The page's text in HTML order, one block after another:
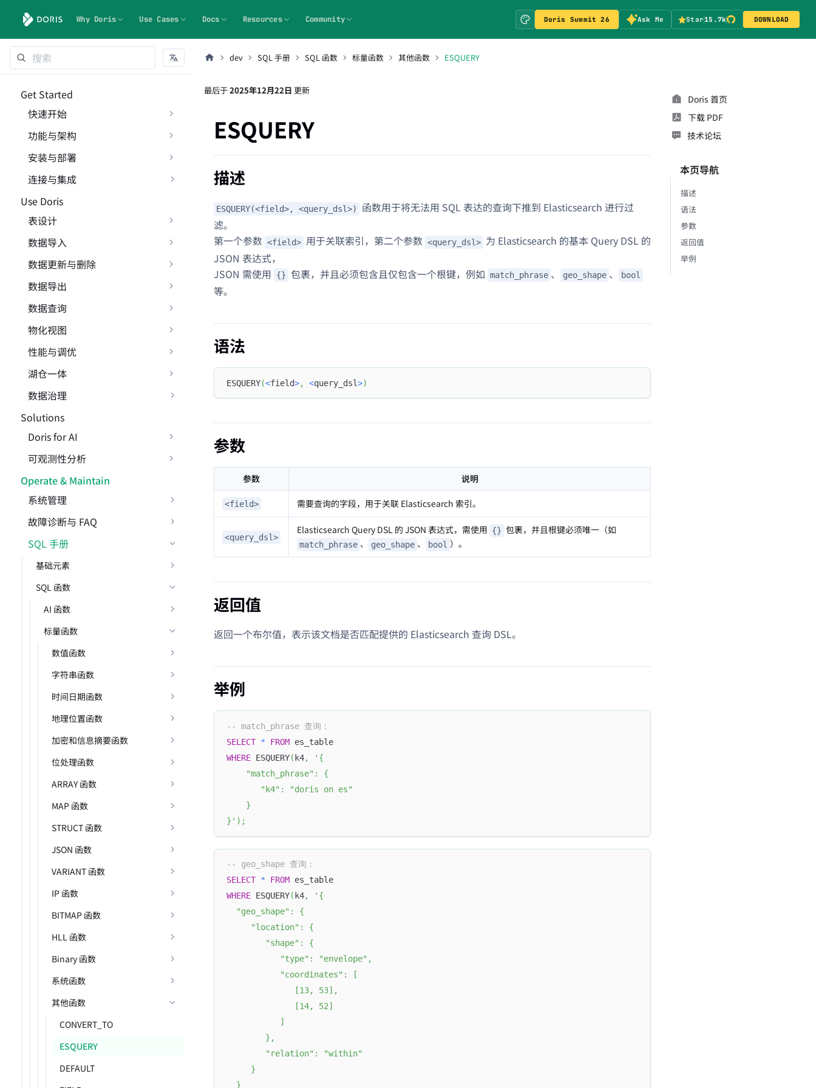
Why Doris Use Cases Docs Resources Community Doris Summit 26 Ask Me Star15.7k DOWNLOAD
Get Started
快速开始
功能与架构
安装与部署
连接与集成
Use Doris
表设计
数据导入
数据更新与删除
数据导出
数据查询
物化视图
性能与调优
湖仓一体
数据治理
Solutions
Doris for AI
可观测性分析
Operate & Maintain
系统管理
故障诊断与 FAQ
SQL 手册
基础元素
SQL 函数
AI 函数
标量函数
数值函数
字符串函数
时间日期函数
地理位置函数
加密和信息摘要函数
位处理函数
ARRAY 函数
MAP 函数
STRUCT 函数
JSON 函数
VARIANT 函数
IP 函数
BITMAP 函数
HLL 函数
Binary 函数
系统函数
其他函数
CONVERT_TO
ESQUERY
DEFAULT
dev SQL 手册 SQL 函数 标量函数 其他函数 ESQUERY
最后于2025年12月22日 更新
ESQUERY
描述
ESQUERY(<field>, <query_dsl>)
函数用于将无法用 SQL 表达的查询下推到 Elasticsearch 进行过
滤。
第一个参数 <field> 用于关联索引，第二个参数 <query_dsl> 为 Elasticsearch 的基本 Query DSL 的
JSON 表达式，
JSON 需使用
{} 包裹，并且必须包含且仅包含一个根键，例如 match_phrase 、 geo_shape 、 bool
等。
语法
ESQUERY(<field>, <query_dsl>)
参数
参数 说明
<field> 需要查询的字段，用于关联 Elasticsearch 索引。
<query_dsl>
Elasticsearch Query DSL 的 JSON 表达式，需使用 {} 包裹，并且根键必须唯一（如
match_phrase 、 geo_shape 、 bool ）。
返回值
返回一个布尔值，表示该文档是否匹配提供的 Elasticsearch 查询 DSL。
举例
-- match_phrase 查询：
SELECT * FROM es_table
WHERE ESQUERY( k4,
'{
    "match_phrase": {
       "k4": "doris on es"
    }
}' ) ;
-- geo_shape 查询：
SELECT * FROM es_table
WHERE ESQUERY( k4,
'{
  "geo_shape": {
     "location": {
        "shape": {
           "type": "envelope",
           "coordinates": [
              [13, 53],
              [14, 52]
           ]
        },
        "relation": "within"
     }
  }
Doris 首页
下载 PDF
技术论坛
本页导航
描述
语法
参数
返回值
举例